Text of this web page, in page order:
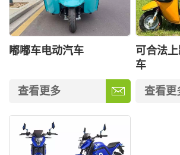
嘟嘟车电动汽车
查看更多
可合法
车
查看更